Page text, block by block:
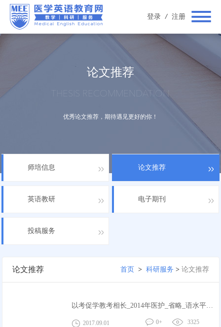
登录 / 注册
THESIS RECOMMENDATION
论文推荐
优秀论文推荐，期待遇见更好的你！
师培信息 论文推荐
英语教研 电子期刊
投稿服务
论文推荐 首页 > 科研服务 > 论文推荐
以考促学教考相长_2014年医护_省略_语水平考
试改革对教与学的反拨效应_孙韵...
2017.09.01 3325
0+